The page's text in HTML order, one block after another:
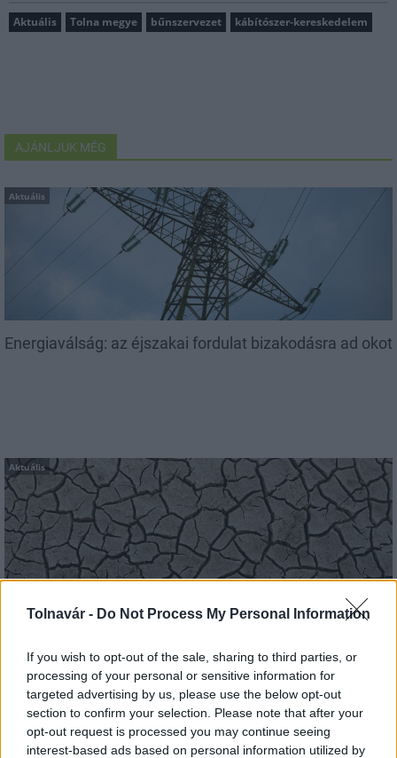
Tolnavár - Do Not Process My Personal Information
If you wish to opt-out of the sale, sharing to third parties, or
processing of your personal or sensitive information for
targeted advertising by us, please use the below opt-out
section to confirm your selection. Please note that after your
opt-out request is processed you may continue seeing
interest-based ads based on personal information utilized by
Aktuális Tolna megye bűnszervezet kábítószer-kereskedelem
AJÁNLJUK MÉG
Aktuális
Energiaválság: az éjszakai fordulat bizakodásra ad okot
Aktuális
Paks: hétfőn és talán még kedden üzemben tartható
Aktuális